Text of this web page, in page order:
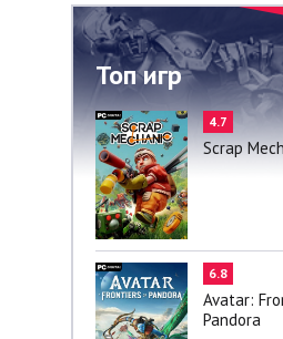
Топ игр
4.7
Scrap
6.8
Avatar:
Pandora